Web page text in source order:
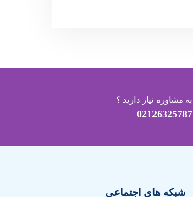
به مشاوره نیاز دارید ؟
02126325787
شبکه های اجتماعی